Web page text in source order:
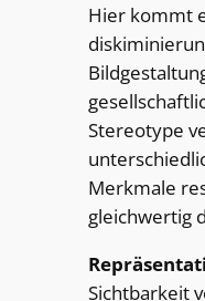
Hier kommt
Stereotype
Merkmale
gleichwertig
Sichtbarkeit